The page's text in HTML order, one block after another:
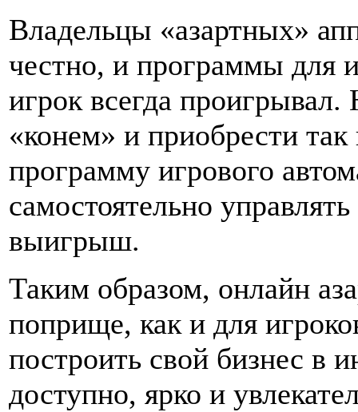
Владельцы «азартных»
честно, и программы для
игрок всегда
«конем» и приобрести
программу игрового
самостоятельно
выигрыш.
Таким образом, онлайн
поприще, как и для
построить свой бизнес в
доступно, ярко и